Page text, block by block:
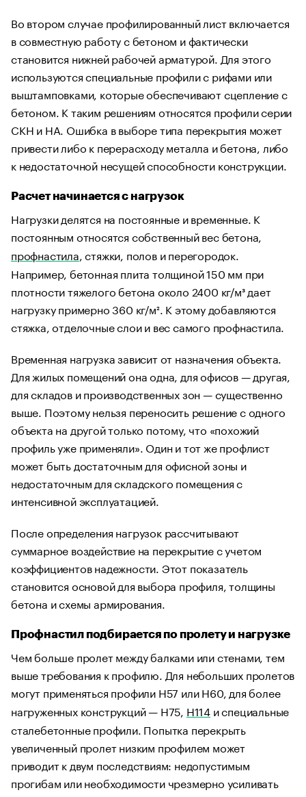
Во втором случае профилированный лист включается
в совместную работу с бетоном и фактически
становится нижней рабочей арматурой. Для этого
используются специальные профили с рифами или
выштамповками, которые обеспечивают сцепление с
бетоном. К таким решениям относятся профили серии
СКН и НА. Ошибка в выборе типа перекрытия может
привести либо к перерасходу металла и бетона, либо
к недостаточной несущей способности конструкции.
Расчет начинается с нагрузок
Нагрузки делятся на постоянные и временные. К
постоянным относятся собственный вес бетона,
профнастила, стяжки, полов и перегородок.
Например, бетонная плита толщиной 150 мм при
плотности тяжелого бетона около 2400 кг/м³ дает
нагрузку примерно 360 кг/м². К этому добавляются
стяжка, отделочные слои и вес самого профнастила.
Временная нагрузка зависит от назначения объекта.
Для жилых помещений она одна, для офисов — другая,
для складов и производственных зон — существенно
выше. Поэтому нельзя переносить решение с одного
объекта на другой только потому, что «похожий
профиль уже применяли». Один и тот же профлист
может быть достаточным для офисной зоны и
недостаточным для складского помещения с
интенсивной эксплуатацией.
После определения нагрузок рассчитывают
суммарное воздействие на перекрытие с учетом
коэффициентов надежности. Этот показатель
становится основой для выбора профиля, толщины
бетона и схемы армирования.
Профнастил подбирается по пролету и нагрузке
Чем больше пролет между балками или стенами, тем
выше требования к профилю. Для небольших пролетов
могут применяться профили Н57 или Н60, для более
нагруженных конструкций — Н75, Н114 и специальные
сталебетонные профили. Попытка перекрыть
увеличенный пролет низким профилем может
приводит к двум последствиям: недопустимым
прогибам или необходимости чрезмерно усиливать